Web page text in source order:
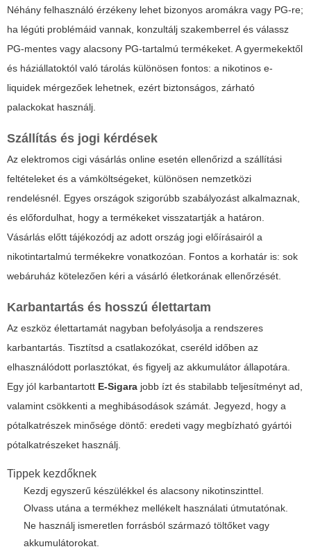
Néhány felhasználó érzékeny lehet bizonyos aromákra vagy PG-re;
ha légúti problémáid vannak, konzultálj szakemberrel és válassz
PG-mentes vagy alacsony PG-tartalmú termékeket. A gyermekektől
és háziállatoktól való tárolás különösen fontos: a nikotinos e-
liquidek mérgezőek lehetnek, ezért biztonságos, zárható
palackokat használj.
Szállítás és jogi kérdések
Az elektromos cigi vásárlás online esetén ellenőrizd a szállítási
feltételeket és a vámköltségeket, különösen nemzetközi
rendelésnél. Egyes országok szigorúbb szabályozást alkalmaznak,
és előfordulhat, hogy a termékeket visszatartják a határon.
Vásárlás előtt tájékozódj az adott ország jogi előírásairól a
nikotintartalmú termékekre vonatkozóan. Fontos a korhatár is: sok
webáruház kötelezően kéri a vásárló életkorának ellenőrzését.
Karbantartás és hosszú élettartam
Az eszköz élettartamát nagyban befolyásolja a rendszeres
karbantartás. Tisztítsd a csatlakozókat, cseréld időben az
elhasználódott porlasztókat, és figyelj az akkumulátor állapotára.
Egy jól karbantartott E-Sigara jobb ízt és stabilabb teljesítményt ad,
valamint csökkenti a meghibásodások számát. Jegyezd, hogy a
pótalkatrészek minősége döntő: eredeti vagy megbízható gyártói
pótalkatrészeket használj.
Tippek kezdőknek
Kezdj egyszerű készülékkel és alacsony nikotinszinttel.
Olvass utána a termékhez mellékelt használati útmutatónak.
Ne használj ismeretlen forrásból származó töltőket vagy
akkumulátorokat.